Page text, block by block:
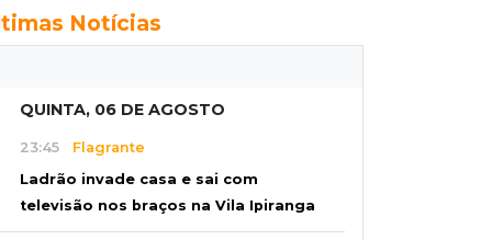
Notícias
QUINTA, 06 DE AGOSTO
23:45 Flagrante
Ladrão invade casa e sai com
televisão nos braços na Vila Ipiranga